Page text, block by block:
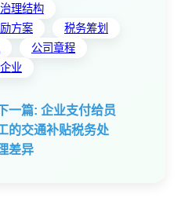
理结构
方案
税务筹划
公司章程
业
一篇: 企业支付给员
的交通补贴税务处
差异